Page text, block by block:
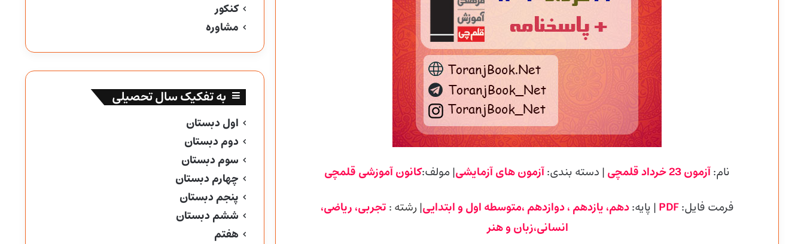
نام:آزمون 23 خرداد قلمچی | دسته بندی:آزمون های آزمایشی| مولف:کانون آموزشی قلمچی
فرمت فایل:PDF | پایه:دهم، یازدهم ، دوازدهم ،متوسطه اول و ابتدایی| رشته : تجربی، ریاضی،
انسانی،زبان و هنر
کنکور
مشاوره
به تفکیک سال تحصیلی
اول دبستان
دوم دبستان
سوم دبستان
چهارم دبستان
پنجم دبستان
ششم دبستان
هفتم